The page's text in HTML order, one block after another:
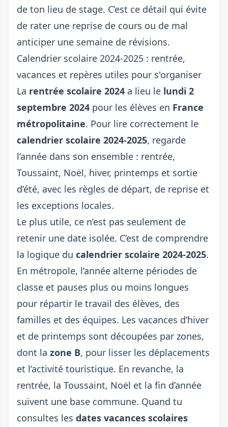
de ton lieu de stage. C’est ce détail qui évite
de rater une reprise de cours ou de mal
anticiper une semaine de révisions.
Calendrier scolaire 2024-2025 : rentrée,
vacances et repères utiles pour s'organiser
La rentrée scolaire 2024 a lieu le lundi 2
septembre 2024 pour les élèves en France
métropolitaine. Pour lire correctement le
calendrier scolaire 2024-2025, regarde
l’année dans son ensemble : rentrée,
Toussaint, Noël, hiver, printemps et sortie
d’été, avec les règles de départ, de reprise et
les exceptions locales.
Le plus utile, ce n’est pas seulement de
retenir une date isolée. C’est de comprendre
la logique du calendrier scolaire 2024-2025.
En métropole, l’année alterne périodes de
classe et pauses plus ou moins longues
pour répartir le travail des élèves, des
familles et des équipes. Les vacances d’hiver
et de printemps sont découpées par zones,
dont la zone B, pour lisser les déplacements
et l’activité touristique. En revanche, la
rentrée, la Toussaint, Noël et la fin d’année
suivent une base commune. Quand tu
consultes les dates vacances scolaires